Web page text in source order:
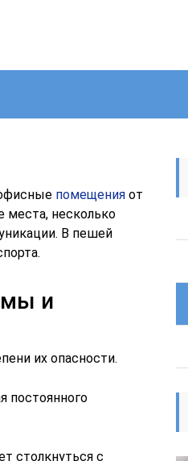
помещенияот
места, несколько
В пешей
и
их опасности.
постоянного
столкнуться с